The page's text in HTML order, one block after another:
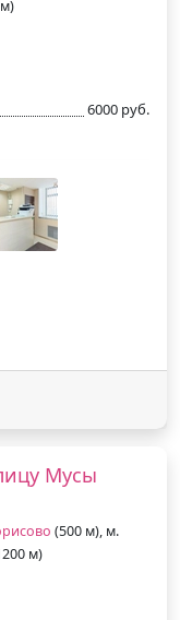
6000 руб.
Мусы
(500 м), м.
м)